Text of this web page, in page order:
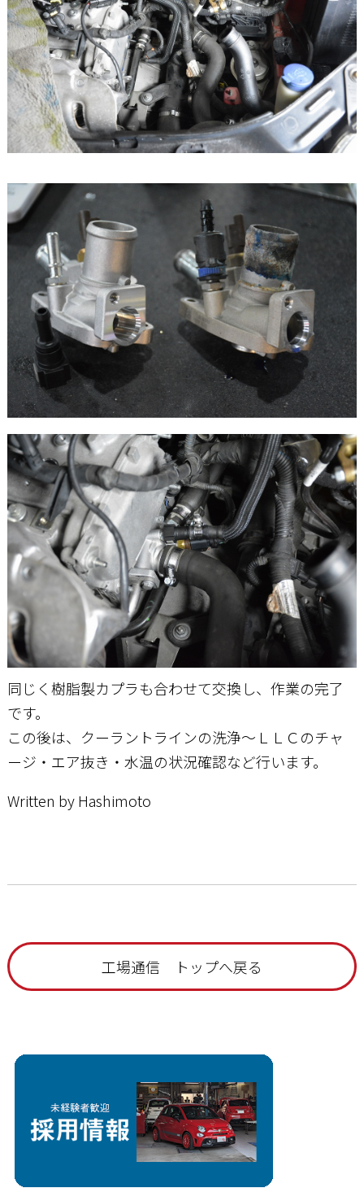
同じく樹脂製カプラも合わせて交換し、作業の完了
です。
この後は、クーラントラインの洗浄～ＬＬＣのチャ
ージ・エア抜き・水温の状況確認など行います。
Written by Hashimoto
工場通信 トップへ戻る